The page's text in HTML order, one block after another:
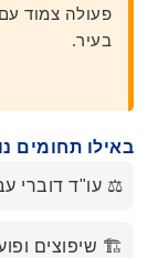
פעולה צמוד
בעיר.
באילו תחומים
⚖️ עו"ד דוברי
🏗️ שיפוצים